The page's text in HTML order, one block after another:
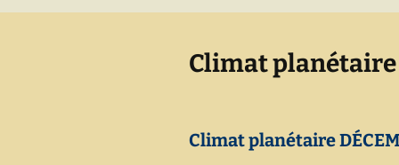
Climat planétaire
Climat planétaire